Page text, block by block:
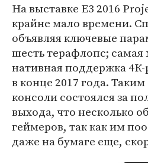
На выставке Е3 2016
крайне мало времени.
объявляя ключевые
шесть терафлопс;
нативная поддержка
в конце 2017 года.
консоли состоялся за
выхода, что несколько
геймеров, так как им
даже на бумаге еще,